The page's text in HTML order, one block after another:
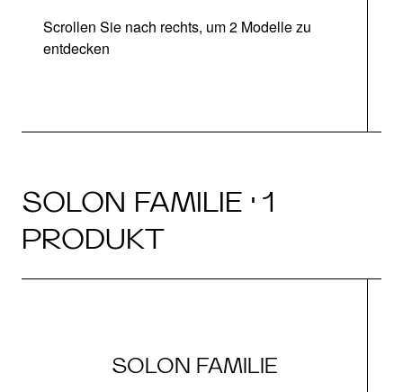
Scrollen Sie nach rechts, um 2 Modelle zu
entdecken
SOLON FAMILIE · 1
PRODUKT
SOLON FAMILIE